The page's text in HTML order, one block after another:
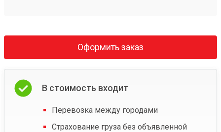
Оформить заказ
В стоимость входит
Перевозка между городами
Страхование груза без объявленной